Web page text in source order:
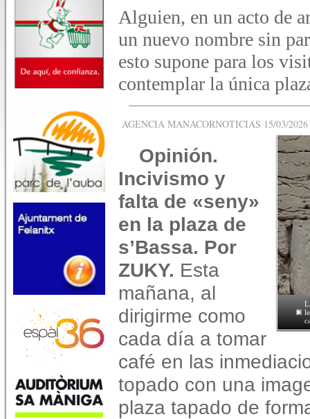
Alguien, en un acto de
un nuevo nombre sin
esto supone para los
contemplar la única
AGENCIA MANACORNOTICIAS 15/03/
Opinión.
Incivismo y
falta de «seny»
en la plaza de
s’Bassa. Por
ZUKY. Esta
mañana, al
dirigirme como
cada día a tomar
café en las
topado con una
plaza tapado de